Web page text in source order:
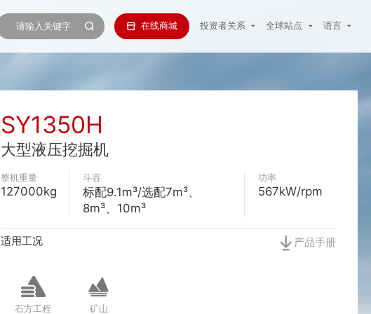
在线商城 投资者关系 全球站点 语言
SY1350H
大型液压挖掘机
整机重量
127000kg
斗容
标配9.1m³/选配7m³、
8m³、10m³
功率
567kW/rpm
适用工况 产品手册
石方工程 矿山